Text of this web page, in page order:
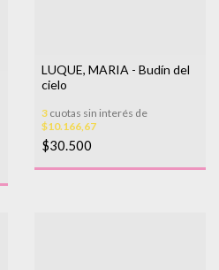
LUQUE, MARIA - Budín del
cielo
3 cuotas sin interés de
$10.166,67
$30.500